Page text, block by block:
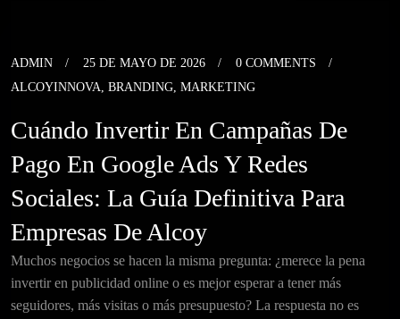
ADMIN 25 DE MAYO DE 2026
0 COMMENTS
ALCOYINNOVA, BRANDING, MARKETING
Cuándo Invertir En Campañas De
Pago En Google Ads Y Redes
Sociales: La Guía Definitiva Para
Empresas De Alcoy
Muchos negocios se hacen la misma pregunta: ¿merece la pena
invertir en publicidad online o es mejor esperar a tener más
seguidores, más visitas o más presupuesto? La respuesta no es